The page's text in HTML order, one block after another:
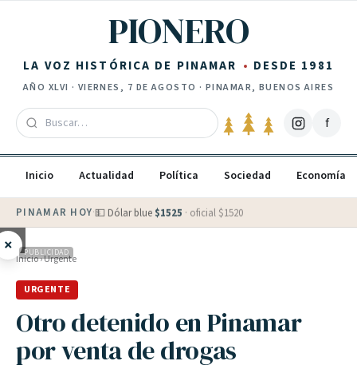
PIONERO
LA VOZ HISTÓRICA DE PINAMAR DESDE 1981
AÑO XLVI · VIERNES, 7 DE AGOSTO · PINAMAR, BUENOS AIRES
f
Inicio Actualidad Política Sociedad Economía
PINAMAR HOY·💵 Dólar blue $1525 · oficial $1520
× PUBLICIDAD
Inicio›Urgente
URGENTE
Otro detenido en Pinamar
por venta de drogas